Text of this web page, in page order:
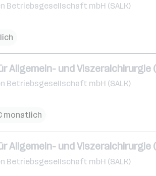
Betriebsgesellschaft mbH (SALK)
und Viszeralchirurgie
Betriebsgesellschaft mbH (SALK)
monatlich
und Viszeralchirurgie
Betriebsgesellschaft mbH (SALK)